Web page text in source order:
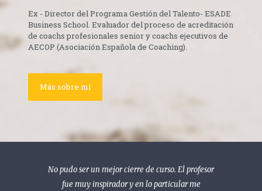
Ex - Director del Programa Gestión del Talento- ESADE
Business School. Evaluador del proceso de acreditación
de coachs profesionales senior y coachs ejecutivos de
AECOP (Asociación Española de Coaching).
Más sobre mí
No pudo ser un mejor cierre de curso. El profesor
fue muy inspirador y en lo particular me